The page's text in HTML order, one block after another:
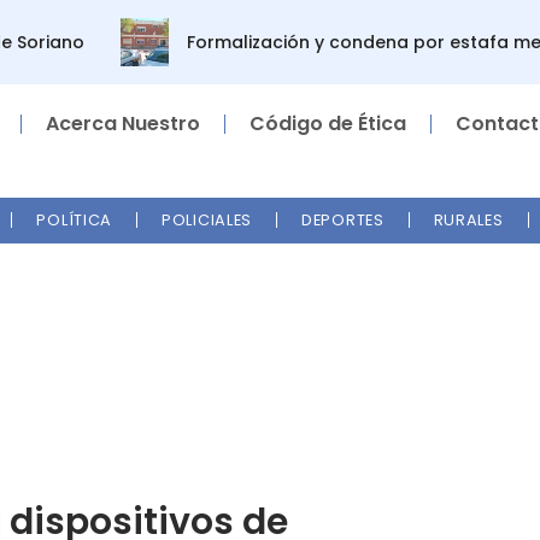
Formalización y condena por estafa
Acerca Nuestro Código de Ética
POLÍTICA POLICIALES DEPORTES RURALES
de